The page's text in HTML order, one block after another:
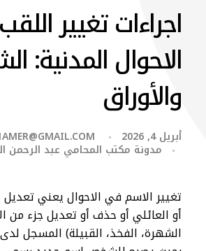
اجراءات تغيير
الاحوال المدنية:
والأوراق
أبريل 4, 2026
مدونة مكتب المحامي عبد الرحمن
​تغيير الاسم في الاحوال يعني
أو العائلي أو حذف أو تعديل جزء من
الشهرة، الفخذ، القبيلة) المسجل لدى